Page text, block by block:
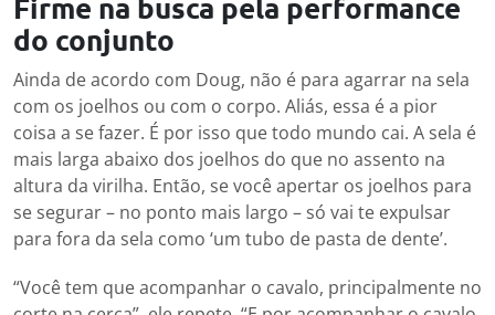
do conjunto
Ainda de acordo com Doug, não é para agarrar na sela
com os joelhos ou com o corpo. Aliás, essa é a pior
coisa a se fazer. É por isso que todo mundo cai. A sela é
mais larga abaixo dos joelhos do que no assento na
altura da virilha. Então, se você apertar os joelhos para
se segurar – no ponto mais largo – só vai te expulsar
para fora da sela como ‘um tubo de pasta de dente’.
“Você tem que acompanhar o cavalo, principalmente no